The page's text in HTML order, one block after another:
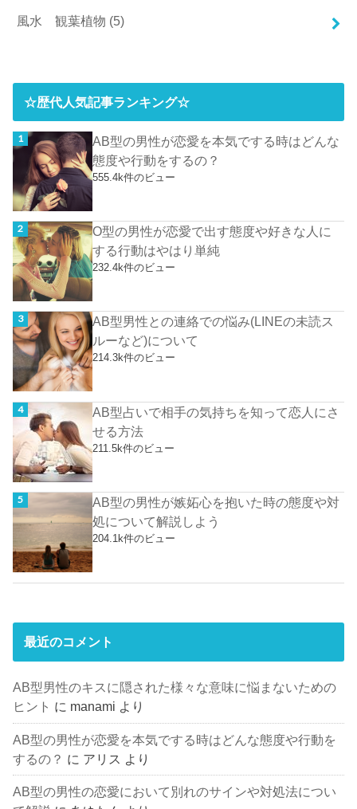
風水 観葉植物 (5)
☆歴代人気記事ランキング☆
AB型の男性が恋愛を本気でする時はどんな
態度や行動をするの？
555.4k件のビュー
O型の男性が恋愛で出す態度や好きな人に
する行動はやはり単純
232.4k件のビュー
AB型男性との連絡での悩み(LINEの未読ス
ルーなど)について
214.3k件のビュー
AB型占いで相手の気持ちを知って恋人にさ
せる方法
211.5k件のビュー
AB型の男性が嫉妬心を抱いた時の態度や対
処について解説しよう
204.1k件のビュー
最近のコメント
AB型男性のキスに隠された様々な意味に悩まないための
ヒント に manami より
AB型の男性が恋愛を本気でする時はどんな態度や行動を
するの？ に アリス より
AB型の男性の恋愛において別れのサインや対処法につい